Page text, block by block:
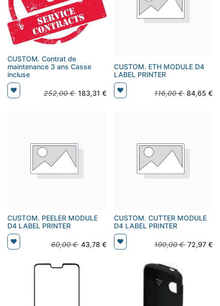
CUSTOM. Contrat de
maintenance 3 ans Casse
incluse
252,00€ 183,31 €
CUSTOM. ETH MODULE D4
LABEL PRINTER
116,00€ 84,65 €
CUSTOM. PEELER MODULE
D4 LABEL PRINTER
60,00€ 43,78 €
CUSTOM. CUTTER MODULE
D4 LABEL PRINTER
100,00€ 72,97 €